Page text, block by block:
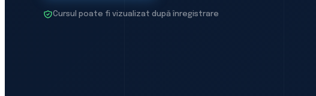
Cursul poate fi vizualizat după înregistrare